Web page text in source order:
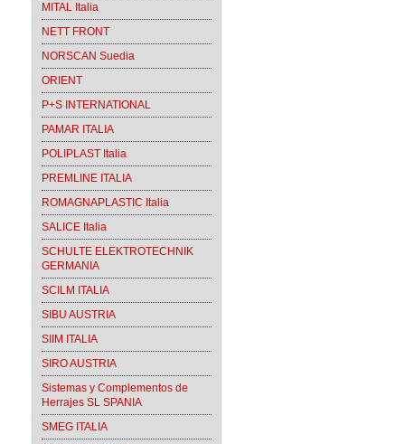
MITAL Italia
NETT FRONT
NORSCAN Suedia
ORIENT
P+S INTERNATIONAL
PAMAR ITALIA
POLIPLAST Italia
PREMLINE ITALIA
ROMAGNAPLASTIC Italia
SALICE Italia
SCHULTE ELEKTROTECHNIK
GERMANIA
SCILM ITALIA
SIBU AUSTRIA
SIIM ITALIA
SIRO AUSTRIA
Sistemas y Complementos de
Herrajes SL SPANIA
SMEG ITALIA